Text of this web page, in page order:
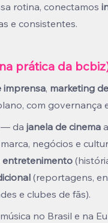
rotina, conectamos
e consistentes.
prática da
imprensa, marketing
com governança
— da janela de cinema
negócios e
entretenimento
(reportagens,
e clubes de fãs).
no Brasil e na